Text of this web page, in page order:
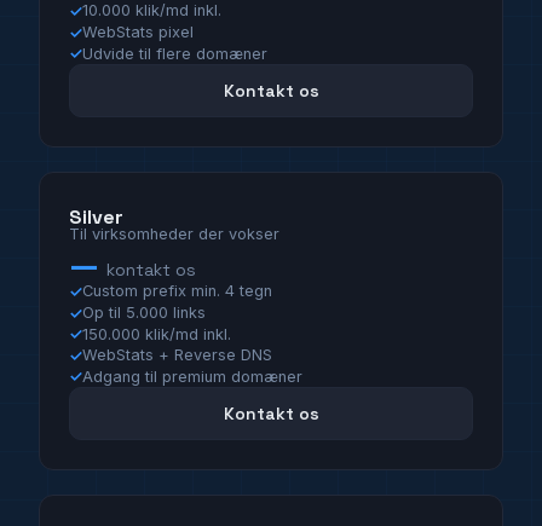
10.000 klik/md inkl.
WebStats pixel
Udvide til flere domæner
Kontakt os
Silver
Til virksomheder der vokser
— kontakt os
Custom prefix min. 4 tegn
Op til 5.000 links
150.000 klik/md inkl.
WebStats + Reverse DNS
Adgang til premium domæner
Kontakt os